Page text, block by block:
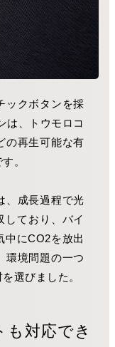
ックボタンを採
は、トウモロコ
の再生可能な有
。
、成長過程で光
しており、バイ
中にCO2を放出
環境問題の一つ
選びました。
対応でき